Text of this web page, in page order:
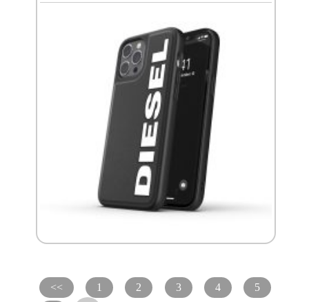
<< 1 2 3 4 5